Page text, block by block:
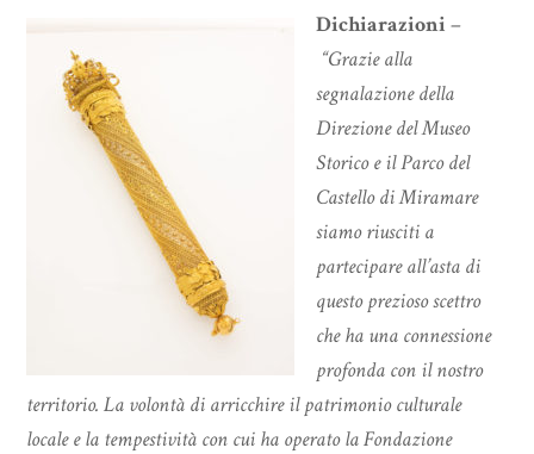
Dichiarazioni –
“Grazie alla
segnalazione della
Direzione del Museo
Storico e il Parco del
Castello di Miramare
siamo riusciti a
partecipare all’asta di
questo prezioso scettro
che ha una connessione
profonda con il nostro
territorio. La volontà di arricchire il patrimonio culturale
locale e la tempestività con cui ha operato la Fondazione